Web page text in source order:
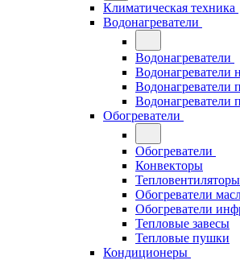
Климатическая техника
Водонагреватели
Водонагреватели
Водонагреватели
Водонагреватели
Водонагреватели
Обогреватели
Обогреватели
Конвекторы
Тепловентиляторы
Обогреватели
Обогреватели
Тепловые завесы
Тепловые пушки
Кондиционеры